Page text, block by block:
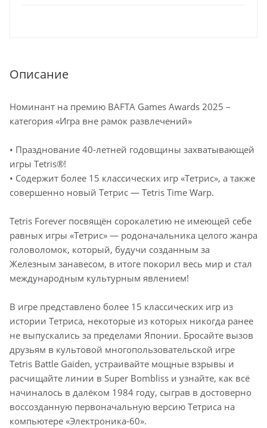
Описание
Номинант на премию BAFTA Games Awards 2025 –
категория «Игра вне рамок развлечений»
• Празднование 40-летней годовщины захватывающей
игры Tetris®!
• Содержит более 15 классических игр «Тетрис», а также
совершенно новый Тетрис — Tetris Time Warp.
Tetris Forever посвящён сорокалетию не имеющей себе
равных игры «Тетрис» — родоначальника целого жанра
головоломок, который, будучи созданным за
Железным занавесом, в итоге покорил весь мир и стал
международным культурным явлением!
В игре представлено более 15 классических игр из
истории Тетриса, некоторые из которых никогда ранее
не выпускались за пределами Японии. Бросайте вызов
друзьям в культовой многопользовательской игре
Tetris Battle Gaiden, устраивайте мощные взрывы и
расчищайте линии в Super Bombliss и узнайте, как всё
начиналось в далёком 1984 году, сыграв в достоверно
воссозданную первоначальную версию Тетриса на
компьютере «Электроника-60».